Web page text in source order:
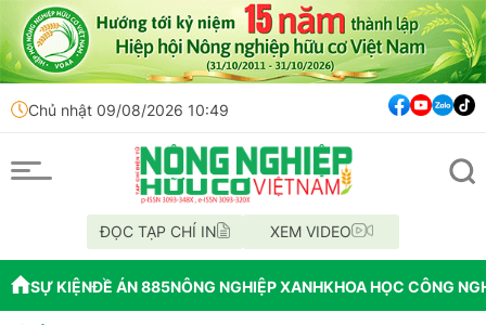
Chủ nhật 09/08/2026 10:49
ĐỌC TẠP CHÍ IN XEM VIDEO
SỰ KIỆNĐỀ ÁN 885NÔNG NGHIỆP XANHKHOA HỌC CÔNG